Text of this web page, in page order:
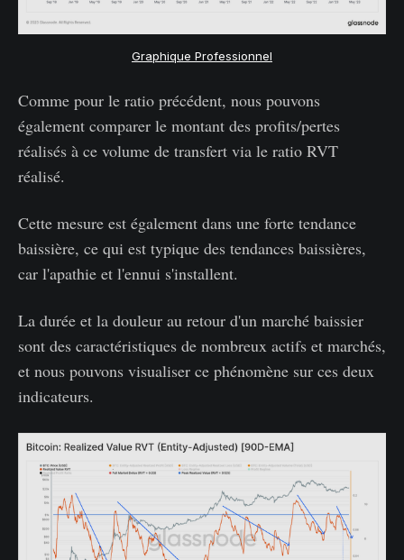
Graphique Professionnel
Comme pour le ratio précédent, nous pouvons
également comparer le montant des profits/pertes
réalisés à ce volume de transfert via le ratio RVT
réalisé.
Cette mesure est également dans une forte tendance
baissière, ce qui est typique des tendances baissières,
car l'apathie et l'ennui s'installent.
La durée et la douleur au retour d'un marché baissier
sont des caractéristiques de nombreux actifs et marchés,
et nous pouvons visualiser ce phénomène sur ces deux
indicateurs.